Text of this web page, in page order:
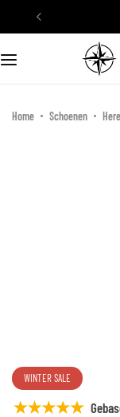
Home Schoenen
WINTER SALE
Schoenen